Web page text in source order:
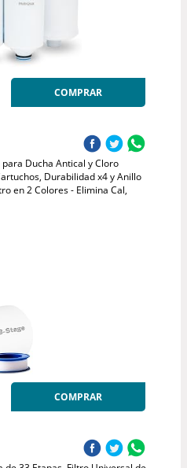
COMPRAR
Ducha Antical y Cloro
Durabilidad x4 y Anillo
en 2 Colores - Elimina Cal,
COMPRAR